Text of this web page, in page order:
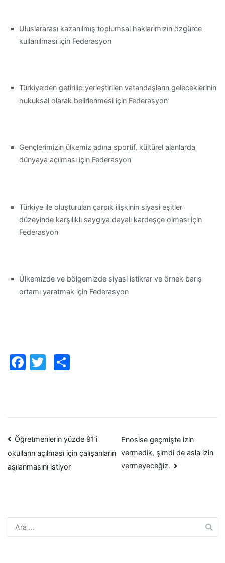
Uluslararası kazanılmış toplumsal haklarımızın özgürce
kullanılması için Federasyon
Türkiye’den getirilip yerleştirilen vatandaşların geleceklerinin
hukuksal olarak belirlenmesi için Federasyon
Gençlerimizin ülkemiz adına sportif, kültürel alanlarda
dünyaya açılması için Federasyon
Türkiye ile oluşturulan çarpık ilişkinin siyasi eşitler
düzeyinde karşılıklı saygıya dayalı kardeşçe olması için
Federasyon
Ülkemizde ve bölgemizde siyasi istikrar ve örnek barış
ortamı yaratmak için Federasyon
Facebook
Twitter
Yazı
dolaşımı
Öğretmenlerin yüzde 91’i
okulların açılması için çalışanların
aşılanmasını istiyor
Enosise geçmişte izin
vermedik, şimdi de asla izin
vermeyeceğiz.
Arama: